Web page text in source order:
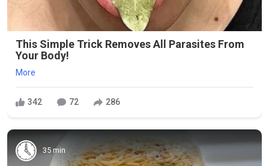
This Simple Trick Removes All Parasites From
Your Body!
More
342 72 286
35 min